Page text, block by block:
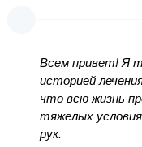
Всем привет! Я
историей
что всю жизнь
тяжелых
рук.